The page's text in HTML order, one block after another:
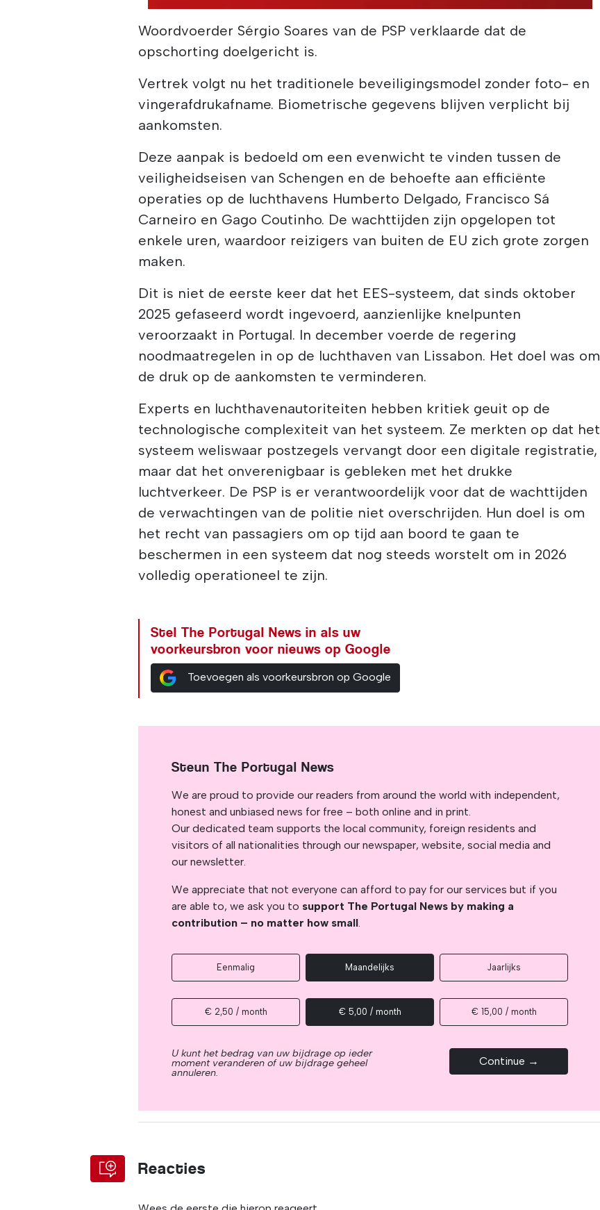
Woordvoerder Sérgio Soares van de PSP verklaarde dat de
opschorting doelgericht is.
Vertrek volgt nu het traditionele beveiligingsmodel zonder foto- en
vingerafdrukafname. Biometrische gegevens blijven verplicht bij
aankomsten.
Deze aanpak is bedoeld om een evenwicht te vinden tussen de
veiligheidseisen van Schengen en de behoefte aan efficiënte
operaties op de luchthavens Humberto Delgado, Francisco Sá
Carneiro en Gago Coutinho. De wachttijden zijn opgelopen tot
enkele uren, waardoor reizigers van buiten de EU zich grote zorgen
maken.
Dit is niet de eerste keer dat het EES-systeem, dat sinds oktober
2025 gefaseerd wordt ingevoerd, aanzienlijke knelpunten
veroorzaakt in Portugal. In december voerde de regering
noodmaatregelen in op de luchthaven van Lissabon. Het doel was om
de druk op de aankomsten te verminderen.
Experts en luchthavenautoriteiten hebben kritiek geuit op de
technologische complexiteit van het systeem. Ze merkten op dat het
systeem weliswaar postzegels vervangt door een digitale registratie,
maar dat het onverenigbaar is gebleken met het drukke
luchtverkeer. De PSP is er verantwoordelijk voor dat de wachttijden
de verwachtingen van de politie niet overschrijden. Hun doel is om
het recht van passagiers om op tijd aan boord te gaan te
beschermen in een systeem dat nog steeds worstelt om in 2026
volledig operationeel te zijn.
Stel The Portugal News in als uw
voorkeursbron voor nieuws op Google
Toevoegen als voorkeursbron op Google
Steun The Portugal News
We are proud to provide our readers from around the world with independent,
honest and unbiased news for free – both online and in print.
Our dedicated team supports the local community, foreign residents and
visitors of all nationalities through our newspaper, website, social media and
our newsletter.
We appreciate that not everyone can afford to pay for our services but if you
are able to, we ask you to support The Portugal News by making a
contribution – no matter how small.
Eenmalig Maandelijks Jaarlijks
€ 2,50 / month € 5,00 / month € 15,00 / month
U kunt het bedrag van uw bijdrage op ieder
moment veranderen of uw bijdrage geheel
annuleren.
Continue →
Reacties